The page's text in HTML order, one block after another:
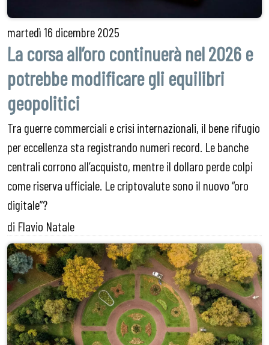
martedì16 dicembre 2025
La corsa all’oro continuerà nel 2026 e
potrebbe modificare gli equilibri
geopolitici
Tra guerre commerciali e crisi internazionali, il bene rifugio
per eccellenza sta registrando numeri record. Le banche
centrali corrono all’acquisto, mentre il dollaro perde colpi
come riserva ufficiale. Le criptovalute sono il nuovo “oro
digitale”?
di Flavio Natale